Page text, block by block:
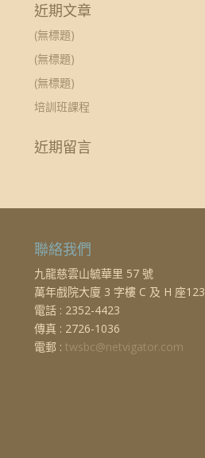
近期文章
(無標題)
(無標題)
(無標題)
培訓班課程
近期留言
聯絡我們
九龍慈雲山毓華里 57 號
萬年戲院大廈 3 字樓 C 及 H 座123
電話 : 2352-4423
傳真 : 2726-1036
電郵 :twsbc@netvigator.com